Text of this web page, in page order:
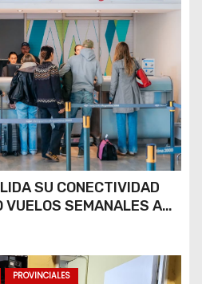
SU CONECTIVIDAD
VUELOS SEMANALES A
PROVINCIALES